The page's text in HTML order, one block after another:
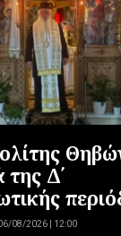
της Δ΄
08/2026 | 12:00